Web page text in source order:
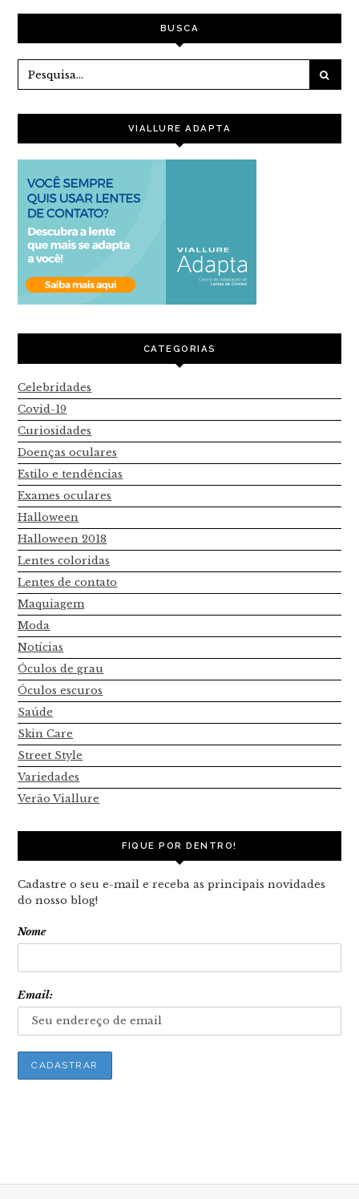
POST
BUSCA
VIALLURE ADAPTA
CATEGORIAS
Celebridades
Covid-19
Curiosidades
Doenças oculares
Estilo e tendências
Exames oculares
Halloween
Halloween 2018
Lentes coloridas
Lentes de contato
Maquiagem
Moda
Notícias
Óculos de grau
Óculos escuros
Saúde
Skin Care
Street Style
Variedades
Verão Viallure
FIQUE POR DENTRO!
Cadastre o seu e-mail e receba as principais novidades
do nosso blog!
Nome
Email: